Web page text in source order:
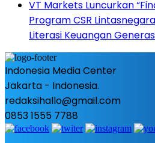
VT Markets Luncurkan
Program CSR
Literasi Keuangan
Indonesia Media Center
Jakarta - Indonesia.
redaksihallo@gmail.com
0853 1555 7788